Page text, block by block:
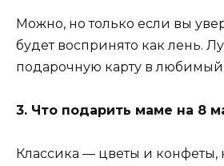
Можно, но только если вы
будет воспринято как лень.
подарочную карту в любимый
3. Что подарить маме на 8
Классика — цветы и конфеты,